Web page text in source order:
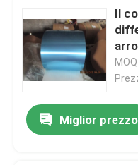
Prodotti
Video
Spettacolo VR
Il
Miglior prezzo